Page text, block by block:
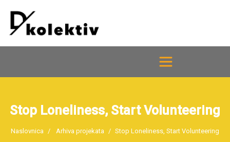
Stop Loneliness, Start Volunteering
Naslovnica Arhiva projekata Stop Loneliness, Start Volunteering